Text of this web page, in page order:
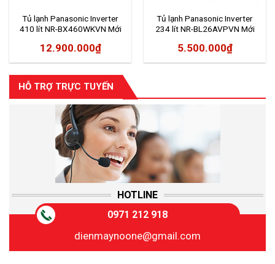
HỖ TRỢ TRỰC TUYẾN
HOTLINE
0971 212 918
dienmaynoone@gmail.com
Tủ lạnh Panasonic Inverter
410 lít NR-BX460WKVN Mới
12.900.000₫
Tủ lạnh Panasonic Inverter
234 lít NR-BL26AVPVN Mới
5.500.000₫